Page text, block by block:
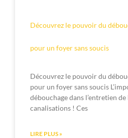
Découvrez le pouvoir du
pour un foyer sans soucis
Découvrez le pouvoir du
pour un foyer sans soucis
débouchage dans l’entretien
canalisations ! Ces
LIRE PLUS »